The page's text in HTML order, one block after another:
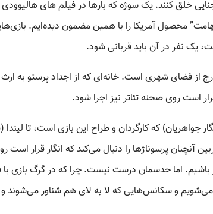
خلق کنند. یک سوژه که بارها در فیلم های
محصول آمریکا را با همین مضمون دیده‌ایم.
یک نفر در آن باید قربانی شود.
از فضای شهری است. خانه‌ای که از اجداد پرستو به
است روی صحنه تئاتر نیز اجرا شود.
جواهریان) که کارگردان و طراح این بازی است، تا
آنچنان پرسوناژها را دنبال می‌کند که انگار قرار
اما حدسمان درست نیست. چرا که در گرگ بازی
می‌شویم و سکانس‌هایی که لا به لای هم شناور می‌شوند و